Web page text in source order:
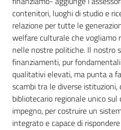
contenitori, luoghi di studio e
relazione per tutte le
welfare culturale che vogliamo
nelle nostre politiche. Il nostro
finanziamenti, pur
qualitativi elevati, ma punta a
scambi tra le diverse istituzioni,
bibliotecario regionale unico
impegno, per costruire un
integrato e capace di